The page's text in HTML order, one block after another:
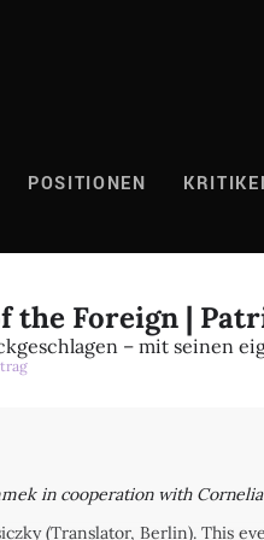
POSITIONEN
the Foreign |
– mit seinen
in cooperation with
(Translator, Berlin). This